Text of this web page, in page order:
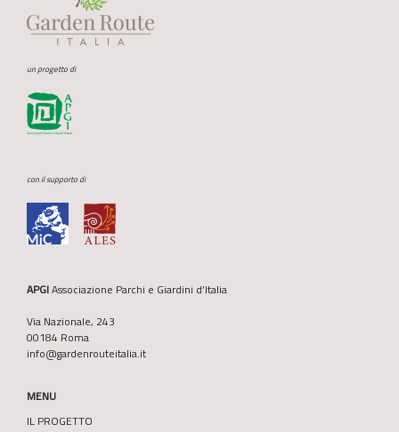
un progetto di
con il supporto di
APGIAssociazione Parchi e Giardini d’Italia
Via Nazionale, 243
00184 Roma
info@gardenrouteitalia.it
MENU
IL PROGETTO